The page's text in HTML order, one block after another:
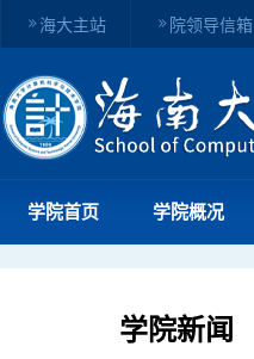
海大主站 院领导信箱
学院首页 学院概况
学院新闻